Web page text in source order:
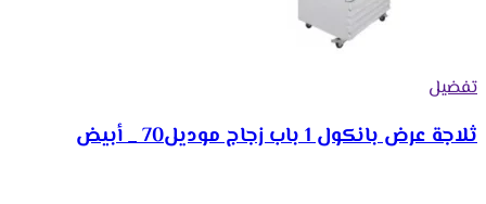
تفضيل
ثلاجة عرض بانكول 1 باب زجاج موديل70 _ أبيض